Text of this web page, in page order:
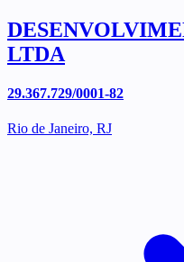
LTDA
29.367.729/0001-82
Rio de Janeiro, RJ